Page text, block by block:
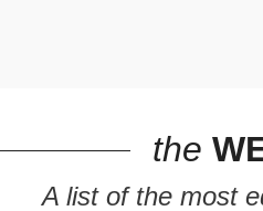
the
A list of the most